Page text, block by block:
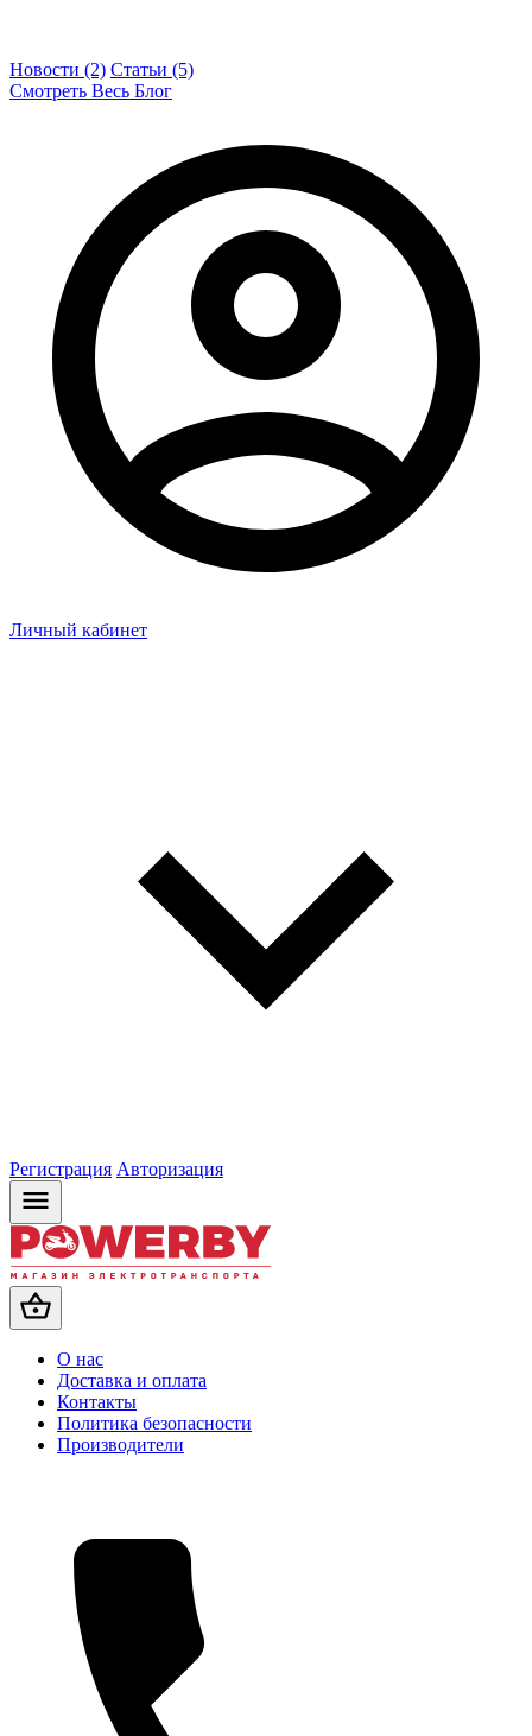
Новости (2) Статьи (5)
Смотреть Весь Блог
Личный кабинет
Регистрация Авторизация
О нас
Доставка и оплата
Контакты
Политика безопасности
Производители